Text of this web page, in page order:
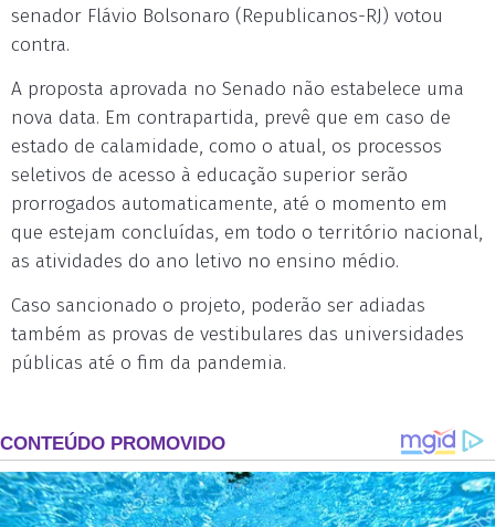
senador Flávio Bolsonaro (Republicanos-RJ) votou
contra.
A proposta aprovada no Senado não estabelece uma
nova data. Em contrapartida, prevê que em caso de
estado de calamidade, como o atual, os processos
seletivos de acesso à educação superior serão
prorrogados automaticamente, até o momento em
que estejam concluídas, em todo o território nacional,
as atividades do ano letivo no ensino médio.
Caso sancionado o projeto, poderão ser adiadas
também as provas de vestibulares das universidades
públicas até o fim da pandemia.